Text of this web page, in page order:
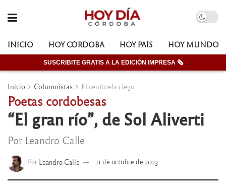
INICIO HOY CÓRDOBA HOY PAÍS HOY MUNDO
SUSCRIBITE GRATIS A LA EDICIÓN IMPRESA 🗞
Inicio Columnistas El centinela ciego
Poetas cordobesas
“El gran río”, de Sol Aliverti
Por Leandro Calle
Por Leandro Calle 11 de octubre de 2023